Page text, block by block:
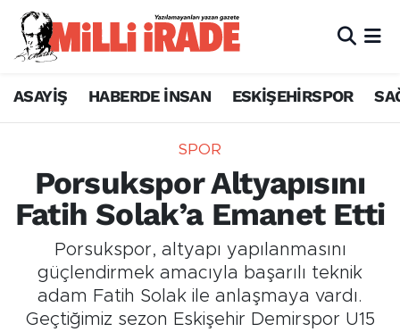
ASAYİŞ HABERDE İNSAN ESKİŞEHİRSPOR
SPOR
Porsukspor Altyapısını
Fatih Solak’a Emanet Etti
Porsukspor, altyapı yapılanmasını
güçlendirmek amacıyla başarılı teknik
adam Fatih Solak ile anlaşmaya vardı.
Geçtiğimiz sezon Eskişehir Demirspor U15